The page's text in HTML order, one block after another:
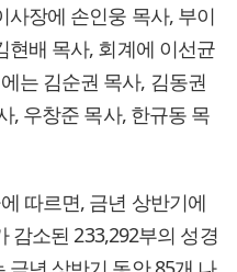
사장에 손인웅 목사, 부이
현배 목사, 회계에 이선균
는 김순권 목사, 김동권
, 우창준 목사, 한규동 목
따르면, 금년 상반기에
감소된 233,292부의 성경